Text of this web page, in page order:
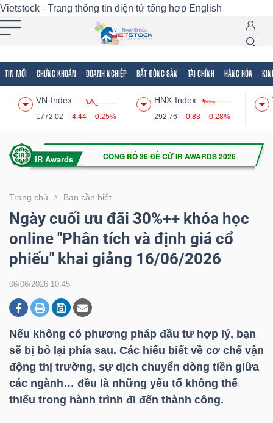
Vietstock - Trang thông tin điện tử tổng hợp English
TIN MỚI CHỨNG KHOÁN DOANH NGHIỆP BẤT ĐỘNG SẢN TÀI CHÍNH HÀNG HÓA
VN-Index
1772.02 -4.44 -0.25%
HNX-Index
292.76 -0.83 -0.28%
Trang chủ Bạn cần biết
Ngày cuối ưu đãi 30%++ khóa học
online "Phân tích và định giá cổ
phiếu" khai giảng 16/06/2026
06/06/2026 10:45
Nếu không có phương pháp đầu tư hợp lý, bạn
sẽ bị bỏ lại phía sau. Các hiểu biết về cơ chế vận
động thị trường, sự dịch chuyển dòng tiền giữa
các ngành… đều là những yếu tố không thể
thiếu trong hành trình đi đến thành công.
Tất cả Tính năng Ngành Mã chứng khoán
Tính
(-)
VIETSTOCK
CHỨNG
KHOÁN
DOANH
NGHIỆP
BẤT
ĐỘNG